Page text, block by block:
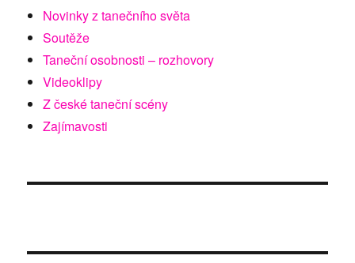
Novinky z tanečního světa
Soutěže
Taneční osobnosti – rozhovory
Videoklipy
Z české taneční scény
Zajímavosti